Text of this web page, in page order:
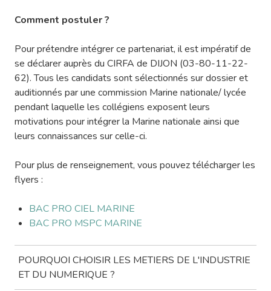
Comment postuler ?
Pour prétendre intégrer ce partenariat, il est impératif de
se déclarer auprès du CIRFA de DIJON (03-80-11-22-
62). Tous les candidats sont sélectionnés sur dossier et
auditionnés par une commission Marine nationale/ lycée
pendant laquelle les collégiens exposent leurs
motivations pour intégrer la Marine nationale ainsi que
leurs connaissances sur celle-ci.
Pour plus de renseignement, vous pouvez télécharger les
flyers :
BAC PRO CIEL MARINE
BAC PRO MSPC MARINE
POURQUOI CHOISIR LES METIERS DE L'INDUSTRIE
ET DU NUMERIQUE ?